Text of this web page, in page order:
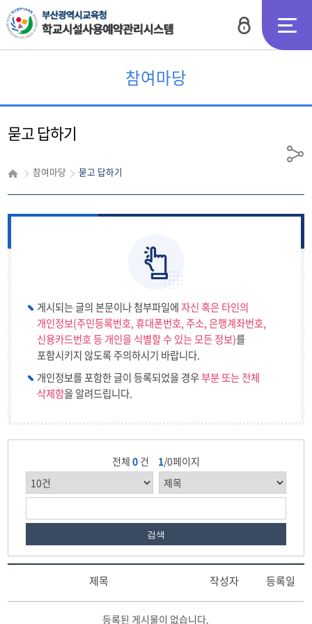
전체메뉴
참여마당
묻고 답하기
참여마당 묻고 답하기
공
게시되는 글의 본문이나 첨부파일에자신 혹은 타인의
개인정보(주민등록번호, 휴대폰번호, 주소, 은행계좌번호,
신용카드번호 등 개인을 식별할 수 있는 모든 정보)를
포함시키지 않도록 주의하시기 바랍니다.
개인정보를 포함한 글이 등록되었을 경우부분 또는 전체
삭제함을 알려드립니다.
전체 0 건 1/0페이지
검색
제목 작성자 등록일
등록된 게시물이 없습니다.